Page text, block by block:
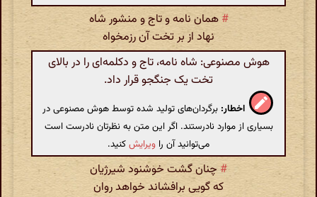
# همان نامه و تاج و منشور شاه
نهاد از بر تخت آن رزمخواه
هوش مصنوعی: شاه نامه، تاج و دکلمه‌ای را در بالای
تخت یک جنگجو قرار داد.
اخطار: برگردان‌های تولید شده توسط هوش مصنوعی در
بسیاری از موارد نادرستند. اگر این متن به نظرتان نادرست است
می‌توانید آن را ویرایشکنید.
#چنان گشت خوشنود شیرژیان
که گویی برافشاند خواهد روان